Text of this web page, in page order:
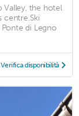
Valley, the hotel
centre.Ski
di Legno
Verifica disponibilità